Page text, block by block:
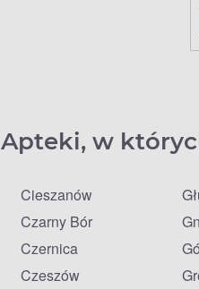
Apteki, w
Cieszanów
Czarny Bór
Czernica
Czeszów